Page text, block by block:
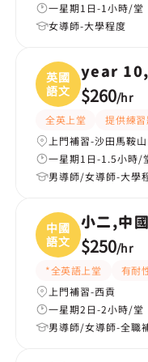
一星期1日-1小時/堂
女導師-大學程度
英國
語文
year 10,
$260/hr
全英上堂 提供練
上門補習-沙田馬鞍山
一星期1日-1.5小時/
男導師/女導師-大學
中國
語文
小二,中
$250/hr
*全英語上堂 有耐
上門補習-西貢
一星期2日-2小時/堂
男導師/女導師-全職